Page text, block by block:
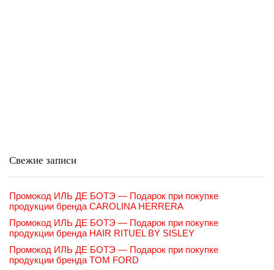
Свежие записи
Промокод ИЛЬ ДЕ БОТЭ — Подарок при покупке
продукции бренда CAROLINA HERRERA
Промокод ИЛЬ ДЕ БОТЭ — Подарок при покупке
продукции бренда HAIR RITUEL BY SISLEY
Промокод ИЛЬ ДЕ БОТЭ — Подарок при покупке
продукции бренда TOM FORD